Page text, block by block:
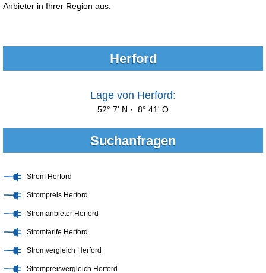
Anbieter in Ihrer Region aus.
Herford
Lage von Herford:
52° 7' N · 8° 41' O
Suchanfragen
Strom Herford
Strompreis Herford
Stromanbieter Herford
Stromtarife Herford
Stromvergleich Herford
Strompreisvergleich Herford